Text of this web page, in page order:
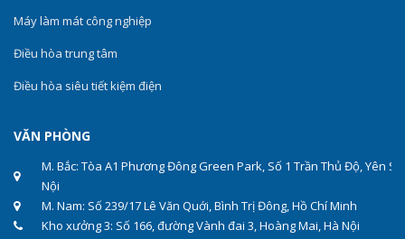
Máy làm mát công nghiệp
Điều hòa trung tâm
Điều hòa siêu tiết kiệm điện
VĂN PHÒNG
M. Bắc: Tòa A1 Phương Đông Green Park, Số 1 Trần Thủ Độ, Yên
Nội
M. Nam: Số 239/17 Lê Văn Quới, Bình Trị Đông, Hồ Chí Minh
Kho xưởng 3: Số 166, đường Vành đai 3, Hoàng Mai, Hà Nội